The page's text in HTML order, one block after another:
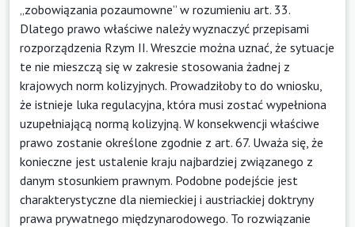
„zobowiązania pozaumowne” w rozumieniu art. 33.
Dlatego prawo właściwe należy wyznaczyć przepisami
rozporządzenia Rzym II. Wreszcie można uznać, że sytuacje
te nie mieszczą się w zakresie stosowania żadnej z
krajowych norm kolizyjnych. Prowadziłoby to do wniosku,
że istnieje luka regulacyjna, która musi zostać wypełniona
uzupełniającą normą kolizyjną. W konsekwencji właściwe
prawo zostanie określone zgodnie z art. 67. Uważa się, że
konieczne jest ustalenie kraju najbardziej związanego z
danym stosunkiem prawnym. Podobne podejście jest
charakterystyczne dla niemieckiej i austriackiej doktryny
prawa prywatnego międzynarodowego. To rozwiązanie